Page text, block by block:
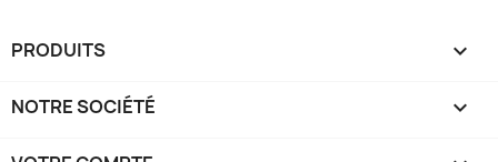
PRODUITS 
NOTRE SOCIÉTÉ 